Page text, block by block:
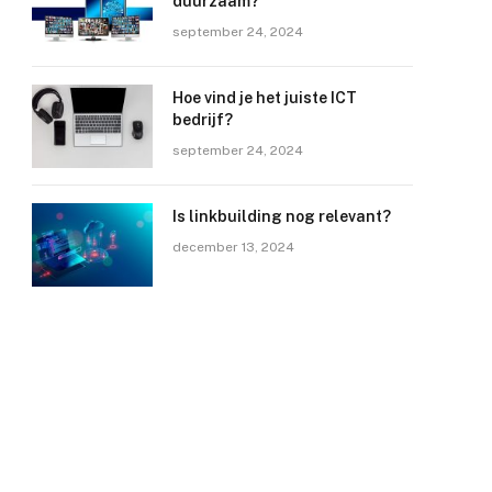
september 24, 2024
Hoe vind je het juiste ICT
bedrijf?
september 24, 2024
Is linkbuilding nog relevant?
december 13, 2024